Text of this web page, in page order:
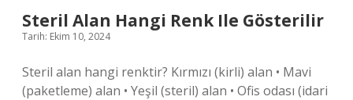
Steril Alan Hangi Renk Ile Gösterilir
Tarih: Ekim 10, 2024
Steril alan hangi renktir? Kırmızı (kirli) alan • Mavi
(paketleme) alan • Yeşil (steril) alan • Ofis odası (idari